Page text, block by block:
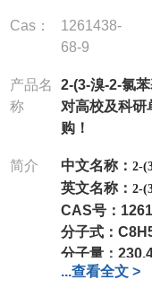
Cas：
1261438-
68-9
产品名
称
2-(3-溴-2-氯
对高校及科研
购！
简介 中文名称： 2-
英文名称： 2-
CAS号：
分子式：
分子量：
包装：1Mg ;
...查看全文 >